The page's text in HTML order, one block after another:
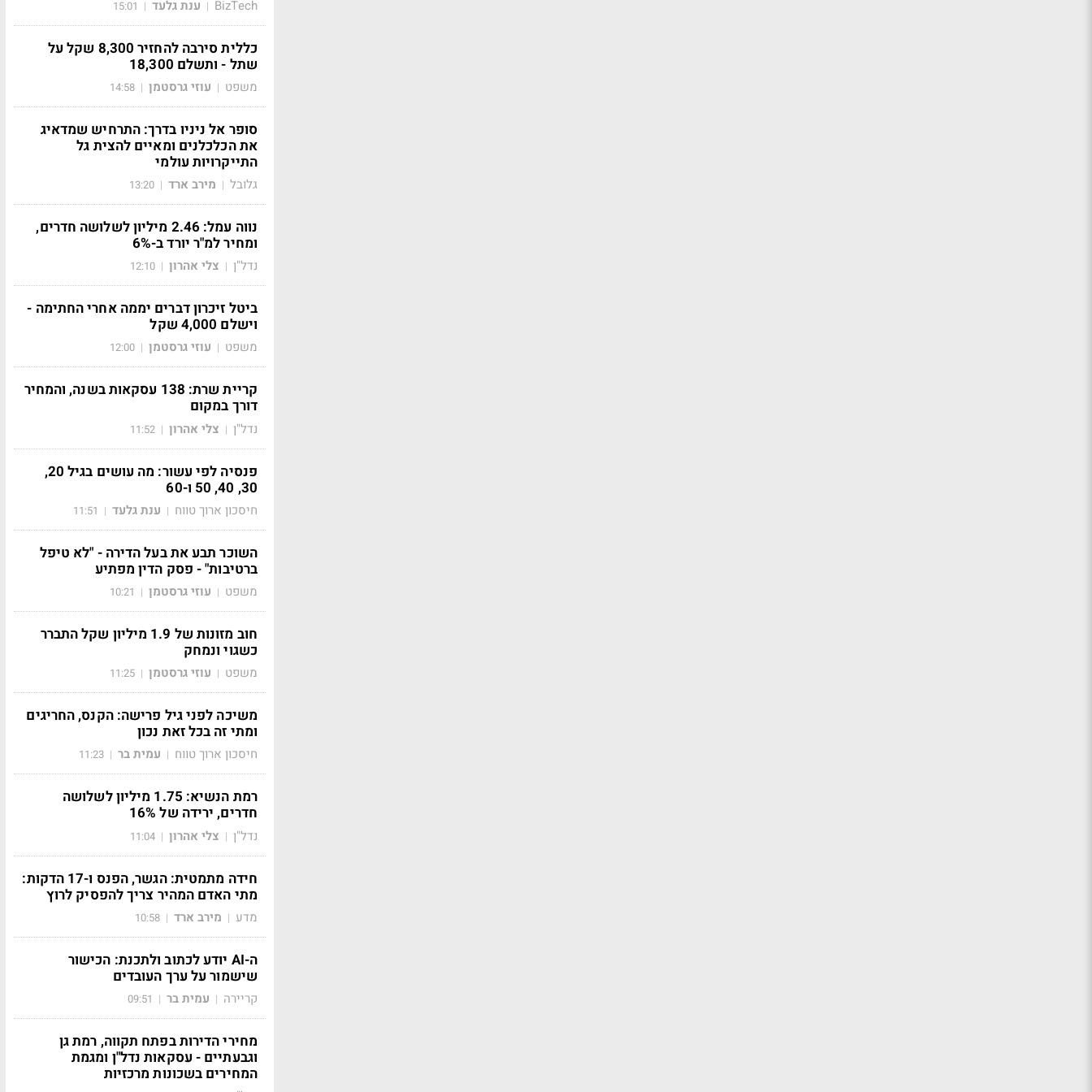
BizTech
| ענת גלעד |
15:01
כללית סירבה להחזיר 8,300 שקל על
שתל - ותשלם 18,300
משפט | עוזי גרסטמן |
14:58
סופר אל ניניו בדרך: התרחיש שמדאיג
את הכלכלנים ומאיים להצית גל
התייקרויות עולמי
גלובל | מירב ארד |
13:20
נווה עמל: 2.46 מיליון לשלושה חדרים,
ומחיר למ"ר יורד ב-6%
נדל"ן | צלי אהרון |
12:10
ביטל זיכרון דברים יממה אחרי החתימה -
וישלם 4,000 שקל
משפט | עוזי גרסטמן |
12:00
קריית שרת: 138 עסקאות בשנה, והמחיר
דורך במקום
נדל"ן | צלי אהרון |
11:52
פנסיה לפי עשור: מה עושים בגיל 20,
30, 40, 50 ו-60
חיסכון ארוך טווח | ענת גלעד |
11:51
השוכר תבע את בעל הדירה - "לא טיפל
ברטיבות" - פסק הדין מפתיע
משפט | עוזי גרסטמן |
10:21
חוב מזונות של 1.9 מיליון שקל התברר
כשגוי ונמחק
משפט | עוזי גרסטמן |
11:25
משיכה לפני גיל פרישה: הקנס, החריגים
ומתי זה בכל זאת נכון
חיסכון ארוך טווח | עמית בר |
11:23
רמת הנשיא: 1.75 מיליון לשלושה
חדרים, ירידה של 16%
נדל"ן | צלי אהרון |
11:04
חידה מתמטית: הגשר, הפנס ו-17 הדקות:
מתי האדם המהיר צריך להפסיק לרוץ
מדע | מירב ארד |
10:58
ה-AI יודע לכתוב ולתכנת: הכישור
שישמור על ערך העובדים
קריירה | עמית בר |
09:51
מחירי הדירות בפתח תקווה, רמת גן
וגבעתיים - עסקאות נדל"ן ומגמת
המחירים בשכונות מרכזיות